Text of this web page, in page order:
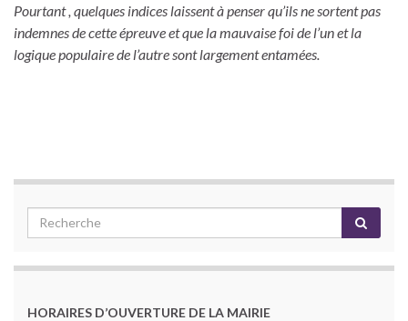
Pourtant , quelques indices laissent à penser qu’ils ne sortent pas
indemnes de cette épreuve et que la mauvaise foi de l’un et la
logique populaire de l’autre sont largement entamées.
HORAIRES D’OUVERTURE DE LA MAIRIE